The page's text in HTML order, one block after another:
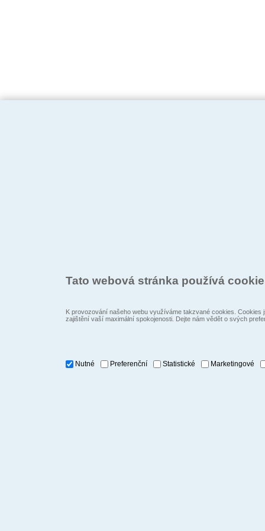
Tato webová stránka používá
K provozování našeho webu využíváme takzvané cookies.
zajištění vaší maximální spokojenosti. Dejte nám vědět o svých
Nutné Preferenční Statistické Marketingové